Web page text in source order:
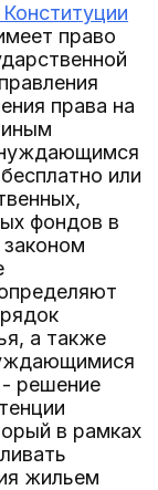
право
права на
нуждающимся
или
фондов в
а также
решение
в рамках
жильем